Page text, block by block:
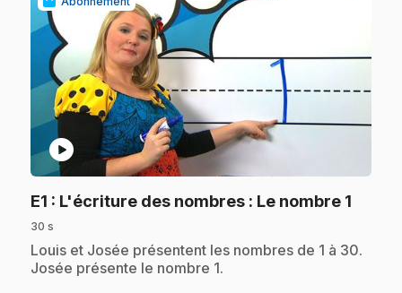
play_circle
E1 : L'écriture des nombres : Le nombre 1
30 s
.Louis et Josée présentent les nombres de 1 à 30.
Josée présente le nombre 1.